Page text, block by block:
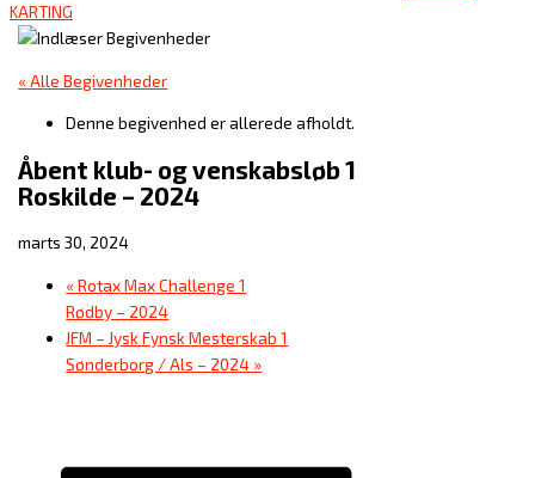
KARTING
« Alle Begivenheder
Denne begivenhed er allerede afholdt.
Åbent klub- og venskabsløb 1
Roskilde – 2024
marts 30, 2024
« Rotax Max Challenge 1
Rødby – 2024
JFM – Jysk Fynsk Mesterskab 1
Sønderborg / Als – 2024 »